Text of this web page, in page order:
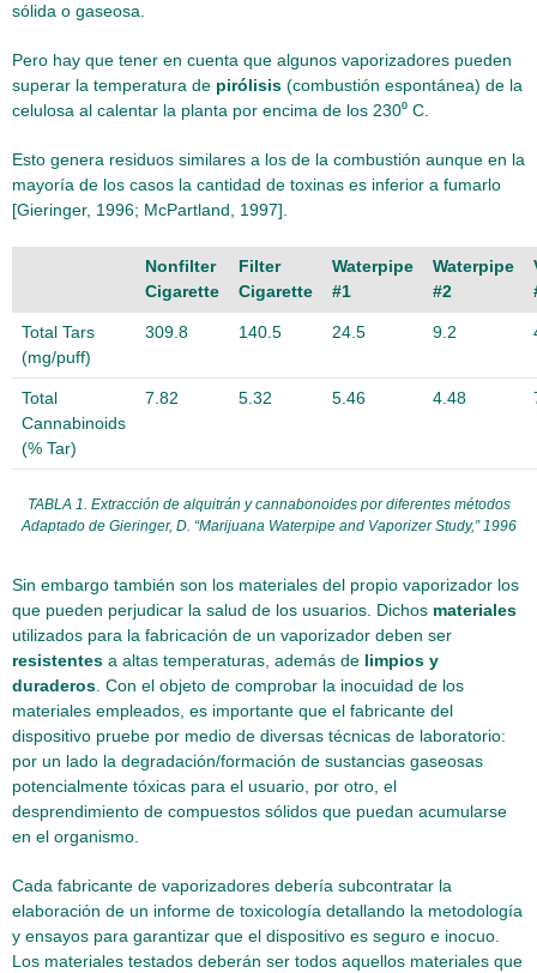
sólida o gaseosa.
Pero hay que tener en cuenta que algunos vaporizadores pueden
superar la temperatura de pirólisis (combustión espontánea) de la
celulosa al calentar la planta por encima de los 230⁰ C.
Esto genera residuos similares a los de la combustión aunque en la
mayoría de los casos la cantidad de toxinas es inferior a fumarlo
[Gieringer, 1996; McPartland, 1997].
Nonfilter
Cigarette
Filter
Cigarette
Waterpipe
#1
Waterpipe
#2
Total Tars
(mg/puff)
309.8 140.5 24.5 9.2
Total
Cannabinoids
(% Tar)
7.82 5.32 5.46 4.48
TABLA 1. Extracción de alquitrán y cannabonoides por diferentes métodos
Adaptado de Gieringer, D. “Marijuana Waterpipe and Vaporizer Study,” 1996
Sin embargo también son los materiales del propio vaporizador los
que pueden perjudicar la salud de los usuarios. Dichos materiales
utilizados para la fabricación de un vaporizador deben ser
resistentes a altas temperaturas, además de limpios y
duraderos . Con el objeto de comprobar la inocuidad de los
materiales empleados, es importante que el fabricante del
dispositivo pruebe por medio de diversas técnicas de laboratorio:
por un lado la degradación/formación de sustancias gaseosas
potencialmente tóxicas para el usuario, por otro, el
desprendimiento de compuestos sólidos que puedan acumularse
en el organismo.
Cada fabricante de vaporizadores debería subcontratar la
elaboración de un informe de toxicología detallando la metodología
y ensayos para garantizar que el dispositivo es seguro e inocuo.
Los materiales testados deberán ser todos aquellos materiales que